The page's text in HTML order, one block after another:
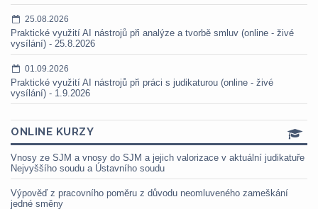
25.08.2026
Praktické využití AI nástrojů při analýze a tvorbě smluv (online - živé
vysílání) - 25.8.2026
01.09.2026
Praktické využití AI nástrojů při práci s judikaturou (online - živé
vysílání) - 1.9.2026
ONLINE KURZY
Vnosy ze SJM a vnosy do SJM a jejich valorizace v aktuální judikatuře
Nejvyššího soudu a Ústavního soudu
Výpověď z pracovního poměru z důvodu neomluveného zameškání
jedné směny